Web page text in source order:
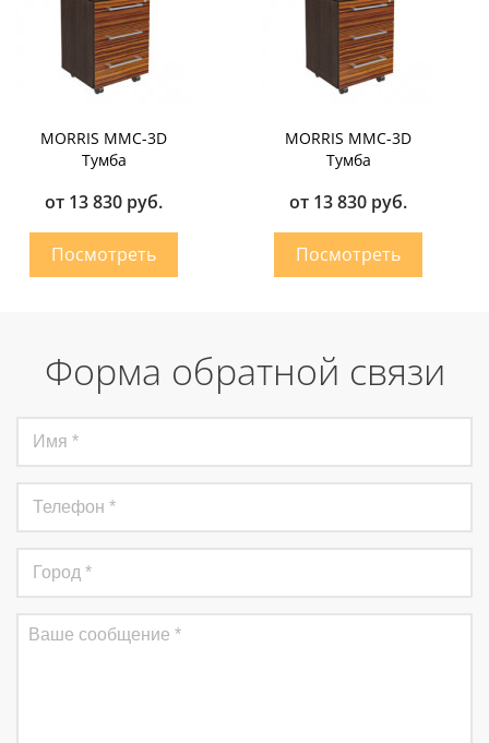
MORRIS MMC-3D
Тумба
от 13 830 руб.
MORRIS MMC-3D
Тумба
от 13 830 руб.
Форма обратной связи